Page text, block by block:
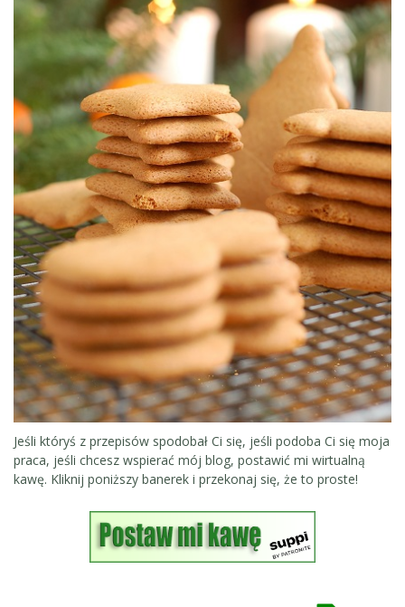
Jeśli któryś z przepisów spodobał Ci się, jeśli podoba Ci się moja
praca, jeśli chcesz wspierać mój blog, postawić mi wirtualną
kawę. Kliknij poniższy banerek i przekonaj się, że to proste!